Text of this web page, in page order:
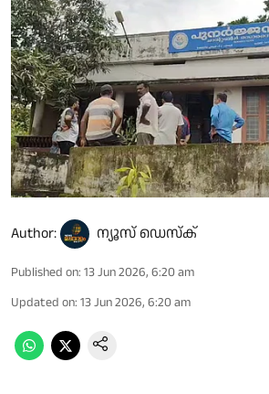
Author: ന്യൂസ് ഡെസ്ക്
Published on: 13 Jun 2026, 6:20 am
Updated on: 13 Jun 2026, 6:20 am